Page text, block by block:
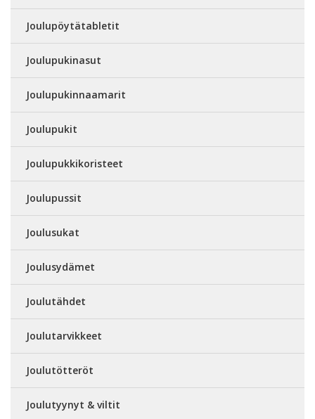
Joulupöytätabletit
Joulupukinasut
Joulupukinnaamarit
Joulupukit
Joulupukkikoristeet
Joulupussit
Joulusukat
Joulusydämet
Joulutähdet
Joulutarvikkeet
Joulutötteröt
Joulutyynyt & viltit